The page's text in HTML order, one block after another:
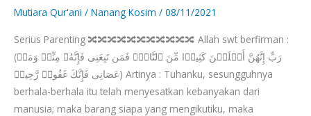
Mutiara Qur'ani / Nanang Kosim / 08/11/2021
Serius Parenting 🔀🔀🔀🔀🔀🔀🔀🔀🔀🔀🔀 Allah swt berfirman :
(رَبِّ إِنَّهُنَّ أَضۡلَلۡنَ كَثِیرࣰا مِّنَ ٱلنَّاسِۖ فَمَن تَبِعَنِی فَإِنَّهُۥ مِنِّیۖ وَمَنۡ
عَصَانِی فَإِنَّكَ غَفُورࣱ رَّحِیمࣱ) Artinya : Tuhanku, sesungguhnya
berhala-berhala itu telah menyesatkan kebanyakan dari
manusia; maka barang siapa yang mengikutiku, maka